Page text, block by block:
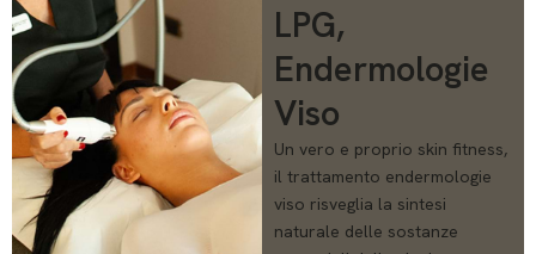
LPG,
Endermologie
Viso
Un vero e proprio skin fitness,
il trattamento endermologie
viso risveglia la sintesi
naturale delle sostanze